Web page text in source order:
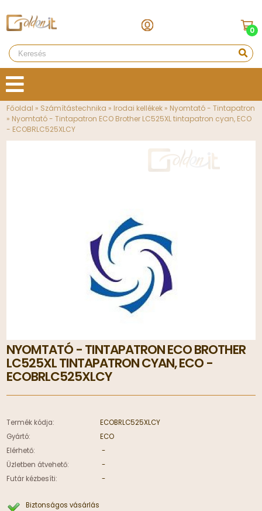
0
Főoldal » Számítástechnika » Irodai kellékek » Nyomtató - Tintapatron
» Nyomtató - Tintapatron ECO Brother LC525XL tintapatron cyan, ECO
- ECOBRLC525XLCY
NYOMTATÓ - TINTAPATRON ECO BROTHER
LC525XL TINTAPATRON CYAN, ECO -
ECOBRLC525XLCY
Termék kódja:
ECOBRLC525XLCY
Gyártó:
ECO
Elérhető:
-
Üzletben átvehető:
-
Futár kézbesíti:
-
Biztonságos vásárlás